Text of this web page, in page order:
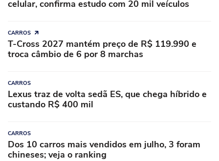
celular, confirma estudo com 20 mil veículos
CARROS
T-Cross 2027 mantém preço de R$ 119.990 e
troca câmbio de 6 por 8 marchas
CARROS
Lexus traz de volta sedã ES, que chega híbrido e
custando R$ 400 mil
CARROS
Dos 10 carros mais vendidos em julho, 3 foram
chineses; veja o ranking